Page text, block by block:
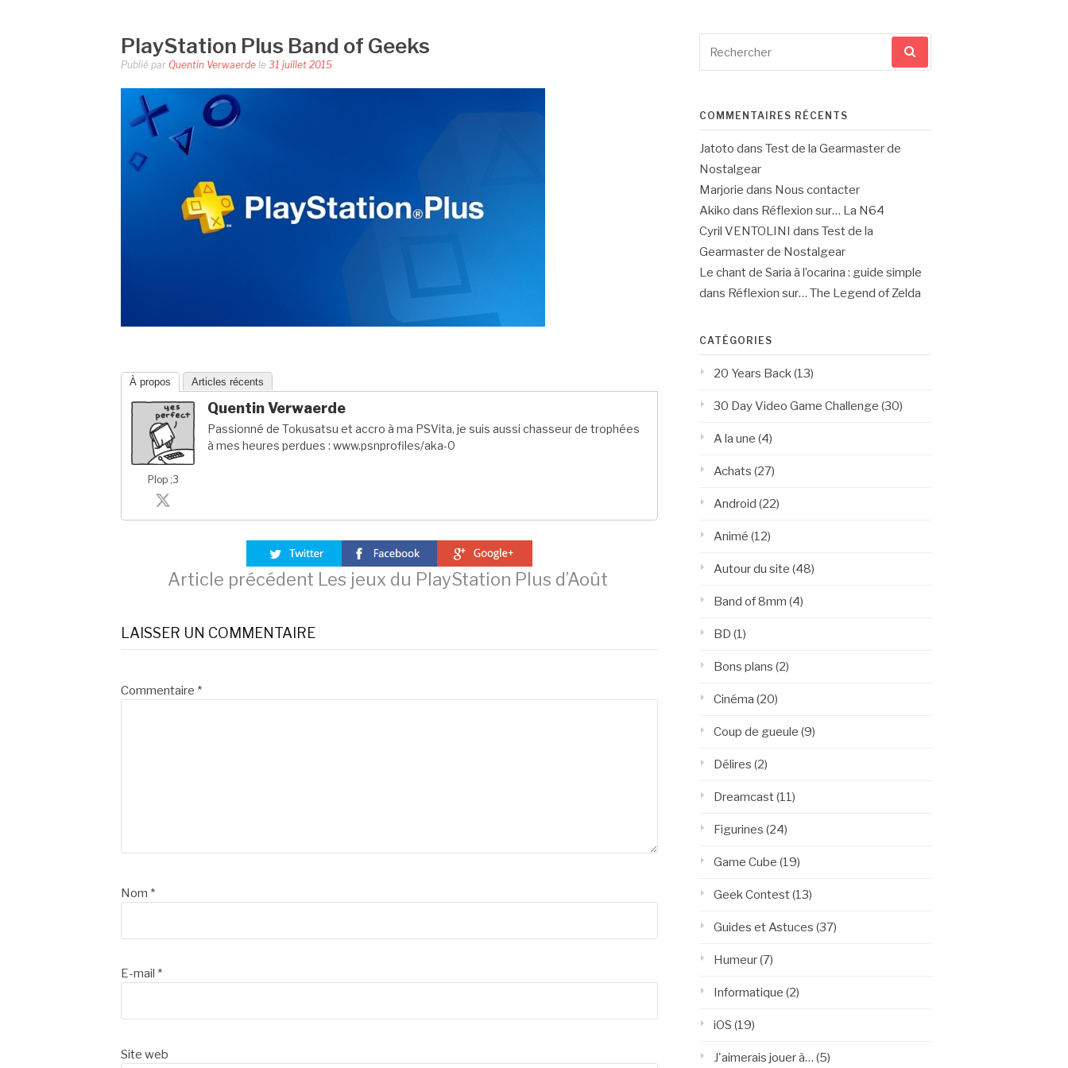
PlayStation Plus Band of Geeks
Publié par Quentin Verwaerde le 31 juillet 2015
À propos Articles récents
Plop ;3
Quentin Verwaerde
Passionné de Tokusatsu et accro à ma PSVita, je suis aussi chasseur de trophées
à mes heures perdues : www.psnprofiles/aka-0
Lire
la
suite
Article précédent Les jeux du PlayStation Plus d’Août
LAISSER UN COMMENTAIRE
Commentaire *
Nom *
E-mail *
Site web
pour
COMMENTAIRES RÉCENTS
Jatoto dans Test de la Gearmaster de
Nostalgear
Marjorie dans Nous contacter
Akiko dans Réflexion sur… La N64
Cyril VENTOLINI dans Test de la
Gearmaster de Nostalgear
Le chant de Saria à l’ocarina : guide simple
dans Réflexion sur… The Legend of Zelda
CATÉGORIES
20 Years Back (13)
30 Day Video Game Challenge (30)
A la une (4)
Achats (27)
Android (22)
Animé (12)
Autour du site (48)
Band of 8mm (4)
BD (1)
Bons plans (2)
Cinéma (20)
Coup de gueule (9)
Délires (2)
Dreamcast(11)
Figurines (24)
Game Cube (19)
Geek Contest(13)
Guides et Astuces (37)
Humeur(7)
Informatique (2)
iOS (19)
J'aimerais jouer à… (5)